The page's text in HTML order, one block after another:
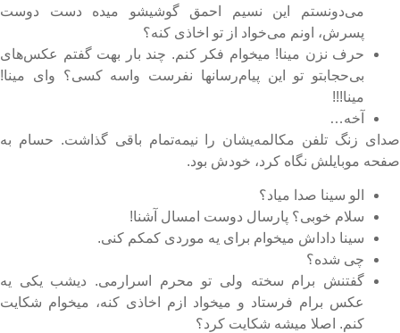
می‌دونستم این نسیم احمق گوشیشو میده دست دوست
پسرش، اونم می‌خواد از تو اخاذی کنه؟
حرف نزن مینا! میخوام فکر کنم. چند بار بهت گفتم عکس‌های
بی‌حجابتو تو این پیام‌رسانها نفرست واسه کسی؟ وای مینا!
مینا!!!
آخه…
زنگ تلفن مکالمه‌یشان را نیمه‌تمام باقی گذاشت. حسام به
موبایلش نگاه کرد، خودش بود.
الو سینا صدا میاد؟
سلام خوبی؟ پارسال دوست امسال آشنا!
سینا داداش میخوام برای یه موردی کمکم کنی.
چی شده؟
گفتنش برام سخته ولی تو محرم اسرارمی. دیشب یکی یه
عکس برام فرستاد و میخواد ازم اخاذی کنه، میخوام شکایت
کنم. اصلا میشه شکایت کرد؟